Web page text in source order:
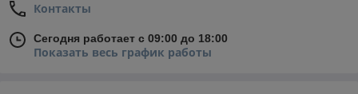
Контакты
Сегодня работает с 09:00 до 18:00
Показать весь график работы